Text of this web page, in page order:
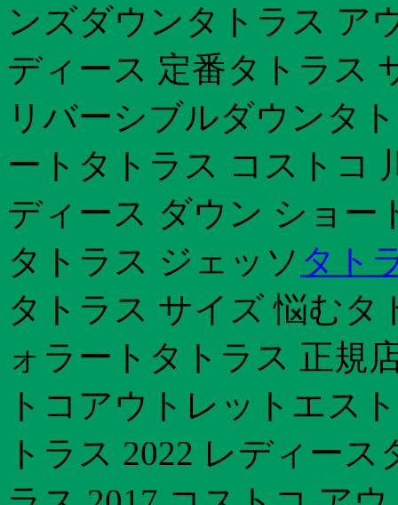
ンズダウンタトラス ア
ディース 定番タトラス
リバーシブルダウンタ
ートタトラス コストコ
ディース ダウン ショー
タトラス ジェッソ タト
タトラス サイズ 悩むタ
ォラートタトラス 正規
トコアウトレットエス
トラス 2022 レディー